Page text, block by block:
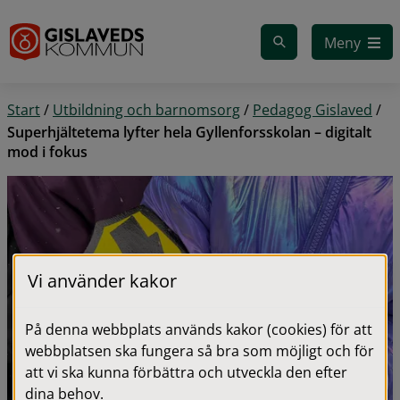
Meny
Start/ Utbildning och barnomsorg/ Pedagog Gislaved /
Superhjältetema lyfter hela Gyllenforsskolan – digitalt
mod i fokus
Vi använder kakor
På denna webbplats används kakor (cookies) för att
webbplatsen ska fungera så bra som möjligt och för
att vi ska kunna förbättra och utveckla den efter
dina behov.